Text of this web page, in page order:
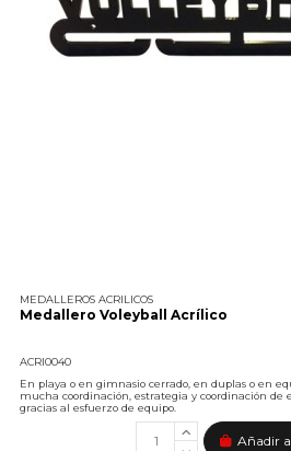
MEDALLEROS ACRILICOS
Medallero Voleyball Acrílico
ACRI0040
En playa o en gimnasio cerrado, en duplas o en
mucha coordinación, estrategia y coordinación de
gracias al esfuerzo de equipo.
Añadir